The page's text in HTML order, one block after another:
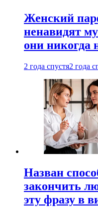
Женский
ненавидят
они никогда
2 года спустя2 года
Назван
закончить
эту фразу в